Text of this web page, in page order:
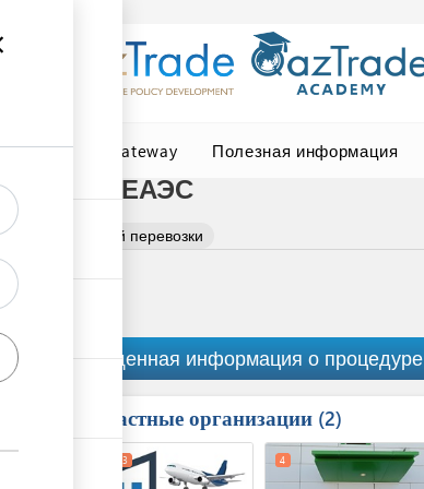
Central Asia Gateway Полезная информация
ЕАЭС
воздушной перевозки
Обобщенная информация о процедуре
Причастные организации 2
3 4